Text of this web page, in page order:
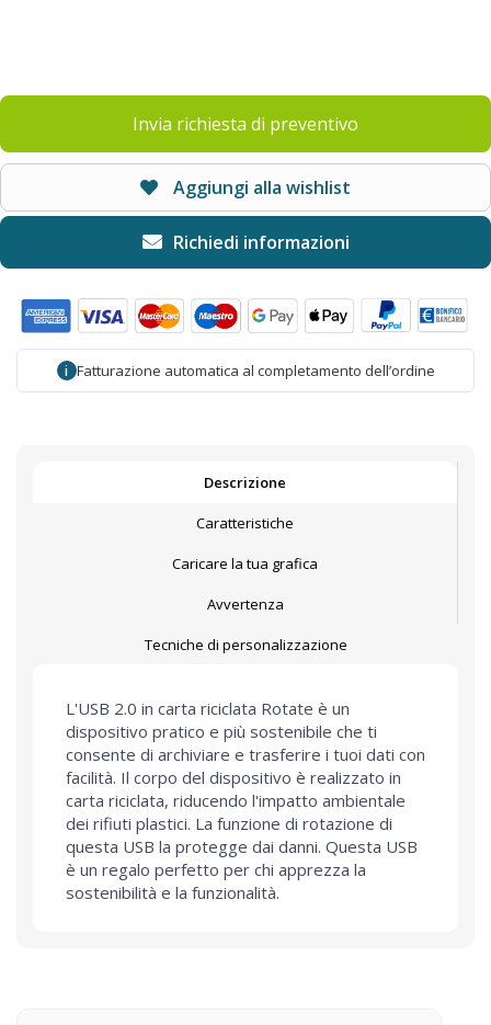
Invia richiesta di preventivo
Aggiungi alla wishlist
i Fatturazione automatica al completamento dell’ordine
Descrizione
Caratteristiche
Caricare la tua grafica
Avvertenza
Tecniche di personalizzazione
L'USB 2.0 in carta riciclata Rotate è un
dispositivo pratico e più sostenibile che ti
consente di archiviare e trasferire i tuoi dati con
facilità. Il corpo del dispositivo è realizzato in
carta riciclata, riducendo l'impatto ambientale
dei rifiuti plastici. La funzione di rotazione di
questa USB la protegge dai danni. Questa USB
è un regalo perfetto per chi apprezza la
sostenibilità e la funzionalità.